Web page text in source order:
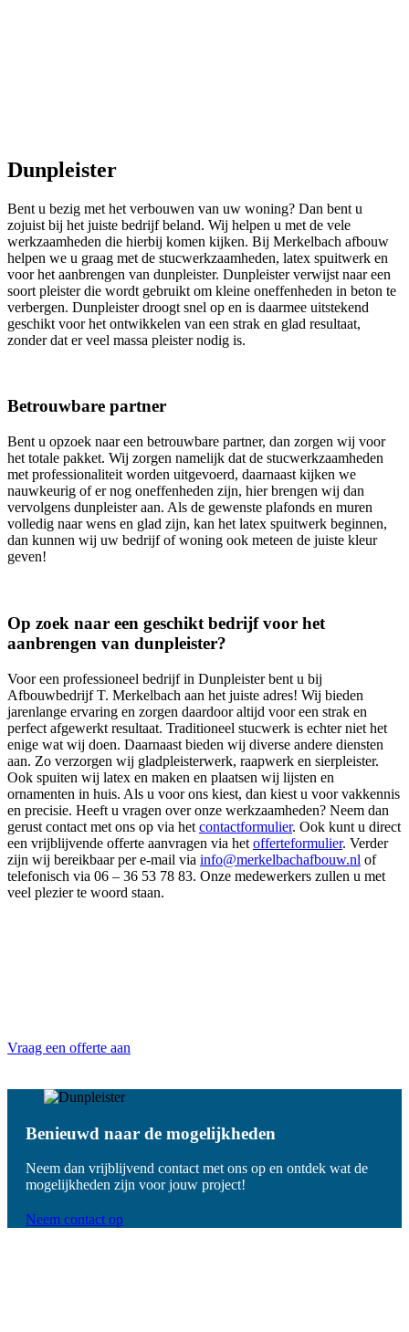
Dunpleister
Bent u bezig met het verbouwen van uw woning? Dan bent u
zojuist bij het juiste bedrijf beland. Wij helpen u met de vele
werkzaamheden die hierbij komen kijken. Bij Merkelbach afbouw
helpen we u graag met de stucwerkzaamheden, latex spuitwerk en
voor het aanbrengen van dunpleister. Dunpleister verwijst naar een
soort pleister die wordt gebruikt om kleine oneffenheden in beton te
verbergen. Dunpleister droogt snel op en is daarmee uitstekend
geschikt voor het ontwikkelen van een strak en glad resultaat,
zonder dat er veel massa pleister nodig is.
Betrouwbare partner
Bent u opzoek naar een betrouwbare partner, dan zorgen wij voor
het totale pakket. Wij zorgen namelijk dat de stucwerkzaamheden
met professionaliteit worden uitgevoerd, daarnaast kijken we
nauwkeurig of er nog oneffenheden zijn, hier brengen wij dan
vervolgens dunpleister aan. Als de gewenste plafonds en muren
volledig naar wens en glad zijn, kan het latex spuitwerk beginnen,
dan kunnen wij uw bedrijf of woning ook meteen de juiste kleur
geven!
Op zoek naar een geschikt bedrijf voor het
aanbrengen van dunpleister?
Voor een professioneel bedrijf in Dunpleister bent u bij
Afbouwbedrijf T. Merkelbach aan het juiste adres! Wij bieden
jarenlange ervaring en zorgen daardoor altijd voor een strak en
perfect afgewerkt resultaat. Traditioneel stucwerk is echter niet het
enige wat wij doen. Daarnaast bieden wij diverse andere diensten
aan. Zo verzorgen wij gladpleisterwerk, raapwerk en sierpleister.
Ook spuiten wij latex en maken en plaatsen wij lijsten en
ornamenten in huis. Als u voor ons kiest, dan kiest u voor vakkennis
en precisie. Heeft u vragen over onze werkzaamheden? Neem dan
gerust contact met ons op via het contactformulier. Ook kunt u direct
een vrijblijvende offerte aanvragen via het offerteformulier. Verder
zijn wij bereikbaar per e-mail via info@merkelbachafbouw.nl of
telefonisch via 06 – 36 53 78 83. Onze medewerkers zullen u met
veel plezier te woord staan.
Vraag een offerte aan
Benieuwd naar de mogelijkheden
Neem dan vrijblijvend contact met ons op en ontdek wat de
mogelijkheden zijn voor jouw project!
Neem contact op